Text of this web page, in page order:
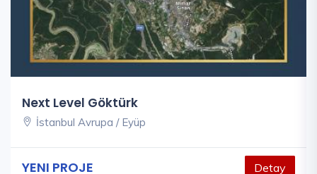
Next Level Göktürk
İstanbul Avrupa / Eyüp
YENI PROJE Detay